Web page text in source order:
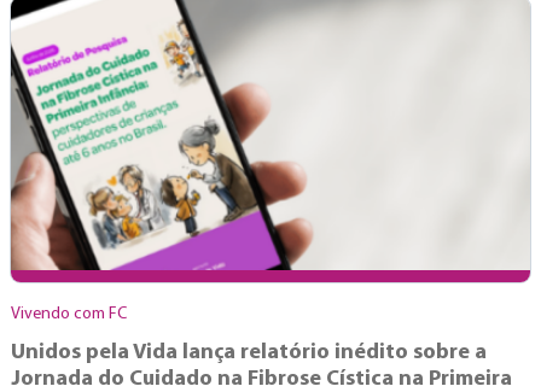
Vivendo com FC
Unidos pela Vida lança relatório inédito sobre a
Jornada do Cuidado na Fibrose Cística na Primeira